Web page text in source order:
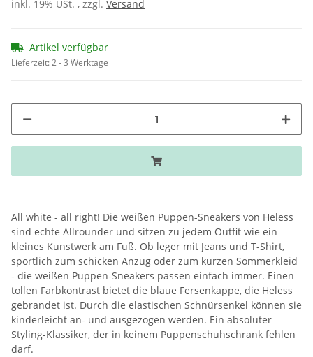
inkl. 19% USt. , zzgl. Versand
Artikel verfügbar
Lieferzeit:2 - 3 Werktage
All white - all right! Die weißen Puppen-Sneakers von Heless
sind echte Allrounder und sitzen zu jedem Outfit wie ein
kleines Kunstwerk am Fuß. Ob leger mit Jeans und T-Shirt,
sportlich zum schicken Anzug oder zum kurzen Sommerkleid
- die weißen Puppen-Sneakers passen einfach immer. Einen
tollen Farbkontrast bietet die blaue Fersenkappe, die Heless
gebrandet ist. Durch die elastischen Schnürsenkel können sie
kinderleicht an- und ausgezogen werden. Ein absoluter
Styling-Klassiker, der in keinem Puppenschuhschrank fehlen
darf.